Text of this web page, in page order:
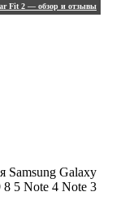
Fit 2 — обзор и отзывы
Samsung Galaxy
8 5 Note 4 Note 3